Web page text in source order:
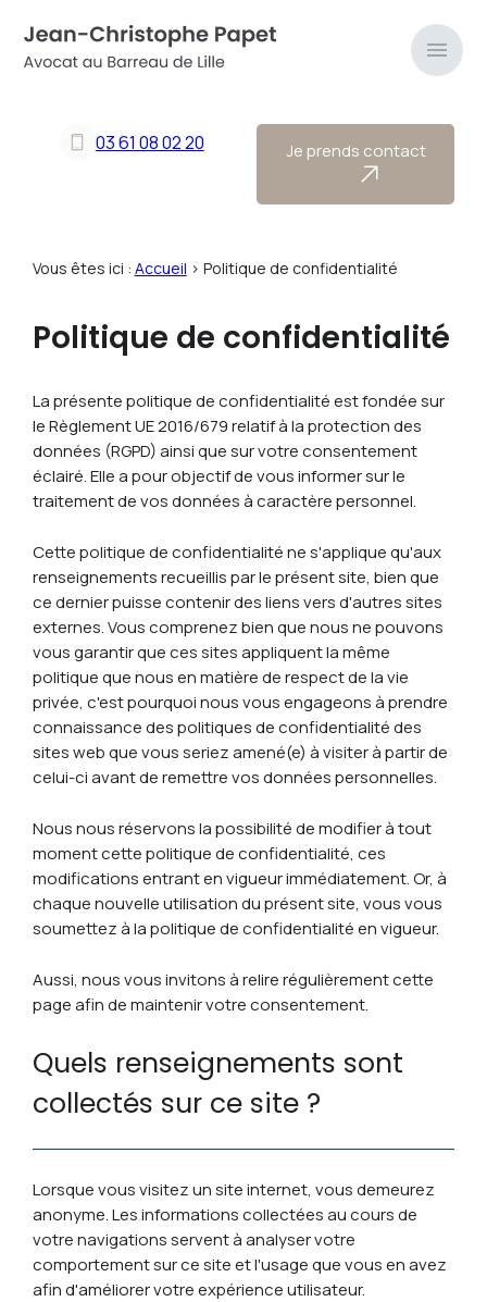
menu
03 61 08 02 20 Je prends contact
Vous êtes ici : Accueil > Politique de confidentialité
Politique de confidentialité
La présente politique de confidentialité est fondée sur
le Règlement UE 2016/679 relatif à la protection des
données (RGPD) ainsi que sur votre consentement
éclairé. Elle a pour objectif de vous informer sur le
traitement de vos données à caractère personnel.
Cette politique de confidentialité ne s'applique qu'aux
renseignements recueillis par le présent site, bien que
ce dernier puisse contenir des liens vers d'autres sites
externes. Vous comprenez bien que nous ne pouvons
vous garantir que ces sites appliquent la même
politique que nous en matière de respect de la vie
privée, c'est pourquoi nous vous engageons à prendre
connaissance des politiques de confidentialité des
sites web que vous seriez amené(e) à visiter à partir de
celui-ci avant de remettre vos données personnelles.
Nous nous réservons la possibilité de modifier à tout
moment cette politique de confidentialité, ces
modifications entrant en vigueur immédiatement. Or, à
chaque nouvelle utilisation du présent site, vous vous
soumettez à la politique de confidentialité en vigueur.
Aussi, nous vous invitons à relire régulièrement cette
page afin de maintenir votre consentement.
Quels renseignements sont
collectés sur ce site ?
Lorsque vous visitez un site internet, vous demeurez
anonyme. Les informations collectées au cours de
votre navigations servent à analyser votre
comportement sur ce site et l'usage que vous en avez
afin d'améliorer votre expérience utilisateur.